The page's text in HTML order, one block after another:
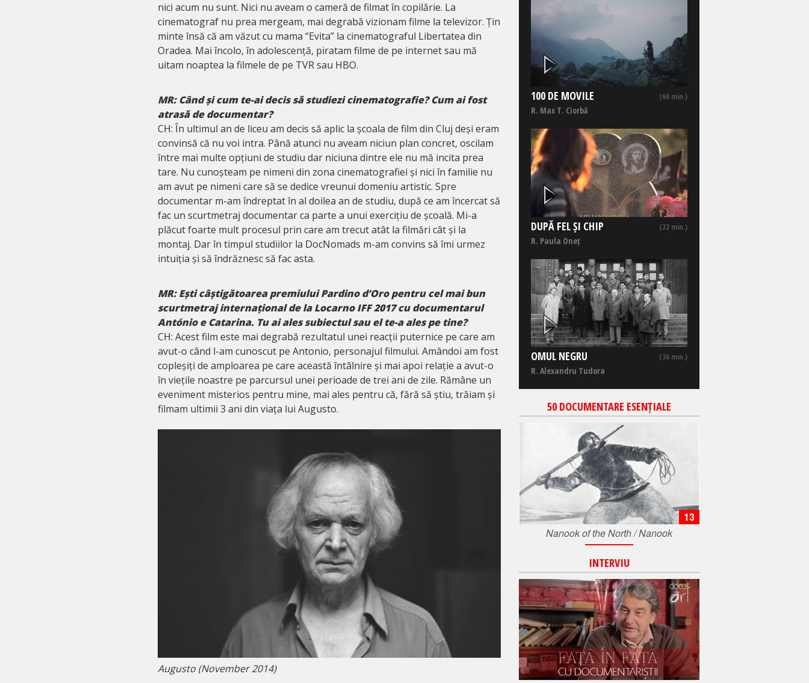
nici acum nu sunt. Nici nu aveam o cameră de filmat în copilărie. La
cinematograf nu prea mergeam, mai degrabă vizionam filme la televizor. Țin
minte însă că am văzut cu mama “Evita” la cinematograful Libertatea din
Oradea. Mai încolo, în adolescență, piratam filme de pe internet sau mă
uitam noaptea la filmele de pe TVR sau HBO.
MR: Când și cum te-ai decis să studiezi cinematografie? Cum ai fost
atrasă de documentar?
CH: În ultimul an de liceu am decis să aplic la școala de film din Cluj deși eram
convinsă că nu voi intra. Până atunci nu aveam niciun plan concret, oscilam
între mai multe opțiuni de studiu dar niciuna dintre ele nu mă incita prea
tare. Nu cunoșteam pe nimeni din zona cinematografiei și nici în familie nu
am avut pe nimeni care să se dedice vreunui domeniu artistic. Spre
documentar m-am îndreptat în al doilea an de studiu, după ce am încercat să
fac un scurtmetraj documentar ca parte a unui exercițiu de școală. Mi-a
plăcut foarte mult procesul prin care am trecut atât la filmări cât și la
montaj. Dar în timpul studiilor la DocNomads m-am convins să îmi urmez
intuiția și să îndrăznesc să fac asta.
MR: Ești câștigătoarea premiului Pardino d’Oro pentru cel mai bun
scurtmetraj internațional de la Locarno IFF 2017 cu documentarul
António e Catarina. Tu ai ales subiectul sau el te-a ales pe tine?
CH: Acest film este mai degrabă rezultatul unei reacții puternice pe care am
avut-o când l-am cunoscut pe Antonio, personajul filmului. Amândoi am fost
copleșiți de amploarea pe care această întâlnire și mai apoi relație a avut-o
în viețile noastre pe parcursul unei perioade de trei ani de zile. Rămâne un
eveniment misterios pentru mine, mai ales pentru că, fără să știu, trăiam și
filmam ultimii 3 ani din viața lui Augusto.
Augusto (November 2014)
100 DE MOVILE (60 min.)
R. Max T. Ciorbă
DUPĂ FEL ȘI CHIP (22 min.)
R. Paula Oneț
OMUL NEGRU (36 min.)
R. Alexandru Tudora
50 DOCUMENTARE ESENȚIALE
Nanook of the North / Nanook
13
INTERVIU